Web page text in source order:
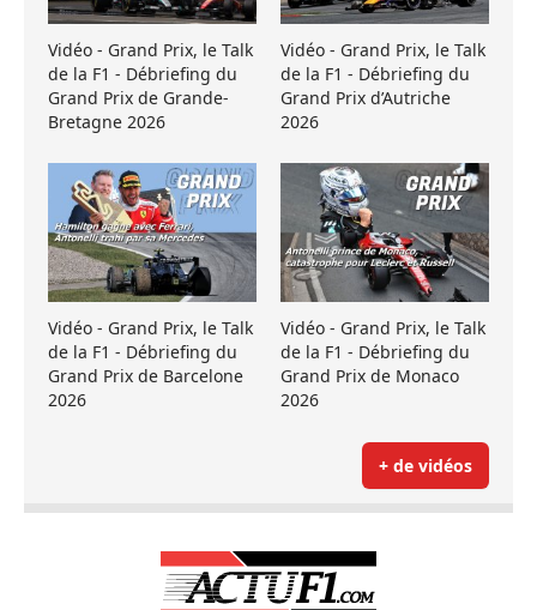
Vidéo - Grand Prix, le Talk
de la F1 - Débriefing du
Grand Prix de Grande-
Bretagne 2026
Vidéo - Grand Prix, le Talk
de la F1 - Débriefing du
Grand Prix d’Autriche
2026
Vidéo - Grand Prix, le Talk
de la F1 - Débriefing du
Grand Prix de Barcelone
2026
Vidéo - Grand Prix, le Talk
de la F1 - Débriefing du
Grand Prix de Monaco
2026
+ de vidéos